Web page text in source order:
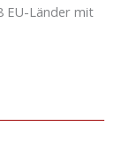
EU-Länder mit